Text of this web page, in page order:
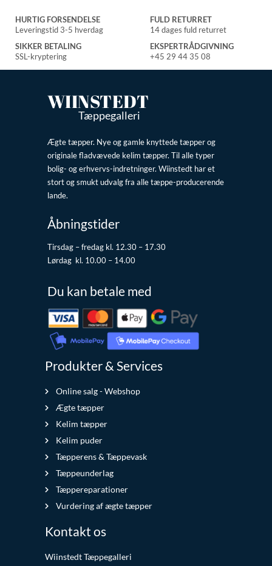
HURTIG FORSENDELSE
Leveringstid 3-5 hverdag
FULD RETURRET
14 dages fuld returret
SIKKER BETALING
SSL-kryptering
EKSPERTRÅDGIVNING
+45 29 44 35 08
WIINSTEDT
Tæppegalleri
Ægte tæpper. Nye og gamle knyttede tæpper og
originale fladvævede kelim tæpper. Til alle typer
bolig- og erhvervs-indretninger. Wiinstedt har et
stort og smukt udvalg fra alle tæppe-producerende
lande.
Åbningstider
Tirsdag – fredag kl. 12.30 – 17.30
Lørdag kl. 10.00 – 14.00
Du kan betale med
Produkter & Services
Online salg - Webshop
Ægte tæpper
Kelim tæpper
Kelim puder
Tæpperens & Tæppevask
Tæppeunderlag
Tæppereparationer
Vurdering af ægte tæpper
Kontakt os
Wiinstedt Tæppegalleri